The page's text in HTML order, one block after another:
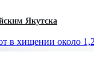
Якутска